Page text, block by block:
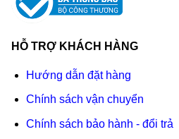
HỖ TRỢ KHÁCH HÀNG
Hướng dẫn đặt hàng
Chính sách vận chuyển
Chính sách bảo hành - đổi trả